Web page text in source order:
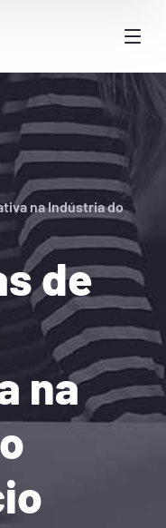
de
na
na Indústria do